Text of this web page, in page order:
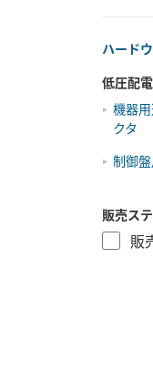
ハード
低圧配
機器
クタ
制御
販売ス
販